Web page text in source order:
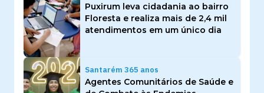
Puxirum leva cidadania ao bairro
Floresta e realiza mais de 2,4 mil
atendimentos em um único dia
Santarém 365 anos
Agentes Comunitários de Saúde e